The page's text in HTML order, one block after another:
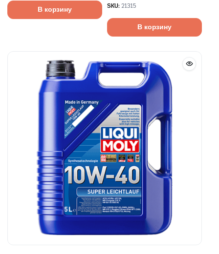
В корзину
SKU: 21315
В корзину